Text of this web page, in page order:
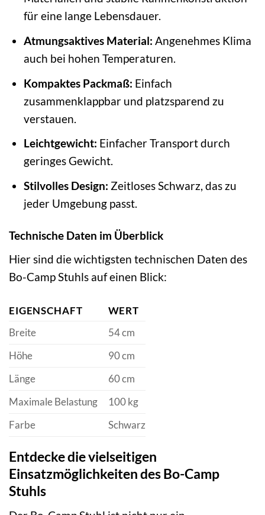
für eine lange Lebensdauer.
Atmungsaktives Material: Angenehmes Klima
auch bei hohen Temperaturen.
Kompaktes Packmaß: Einfach
zusammenklappbar und platzsparend zu
verstauen.
Leichtgewicht: Einfacher Transport durch
geringes Gewicht.
Stilvolles Design: Zeitloses Schwarz, das zu
jeder Umgebung passt.
Technische Daten im Überblick
Hier sind die wichtigsten technischen Daten des
Bo-Camp Stuhls auf einen Blick:
EIGENSCHAFT
WERT
Breite
54 cm
Höhe
90 cm
Länge
60 cm
Maximale Belastung
100 kg
Farbe
Schwarz
Entdecke die vielseitigen
Einsatzmöglichkeiten des Bo-Camp
Stuhls